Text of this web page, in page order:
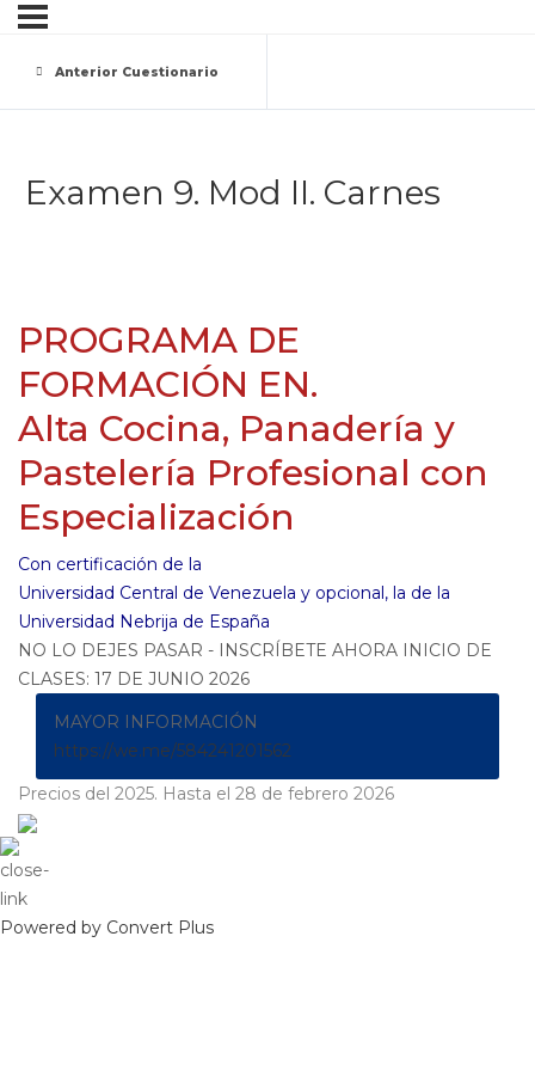
Anterior Cuestionario
Examen 9. Mod II. Carnes
PROGRAMA DE
FORMACIÓN EN.
Alta Cocina, Panadería y
Pastelería Profesional con
Especialización
Con certificación de la
Universidad Central de Venezuela y opcional, la de la
Universidad Nebrija de España
NO LO DEJES PASAR - INSCRÍBETE AHORA INICIO DE
CLASES: 17 DE JUNIO 2026
MAYOR INFORMACIÓN
https://we.me/584241201562
Precios del 2025. Hasta el 28 de febrero 2026
Powered by Convert Plus